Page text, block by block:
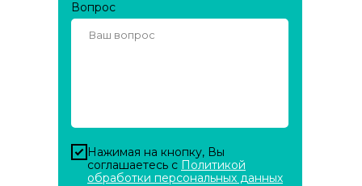
Вопрос
Нажимая на кнопку, Вы
соглашаетесь с Политикой
обработки персональных данных